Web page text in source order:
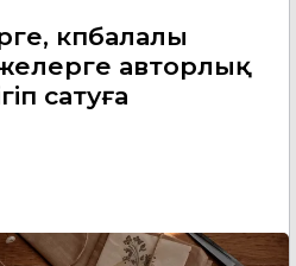
көпбалалы
авторлық
сатуға